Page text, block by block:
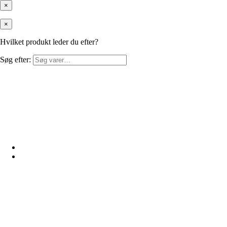
×
×
Hvilket produkt leder du efter?
Søg efter: